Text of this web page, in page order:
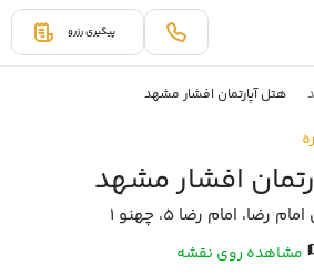
پیگیری رزرو
هتل آپارتمان افشار مشهد
افشار مشهد
رضا، امام رضا 5، چهنو 1
مشاهده روی نقشه